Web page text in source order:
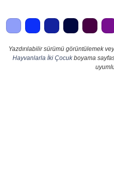
Yazdırılabilir sürümü görüntülemek
Hayvanlarla İki Çocukboyama